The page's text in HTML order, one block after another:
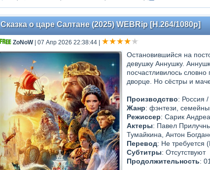
Сказка о царе Салтане (2025) WEBRip [H.264/1080p]
ZoNoW| 07 Апр 2026 22:38:44|
Остановившийся на
девушку Аннушку.
посчастливилось
дворце. Но сёстры и
Производство: Россия
Жанр: фэнтези,
Режиссер: Сарик
Актеры: Павел
Тумайкина, Антон
Перевод: Не требуется
Субтитры: Отсутствуют
Продолжительность: